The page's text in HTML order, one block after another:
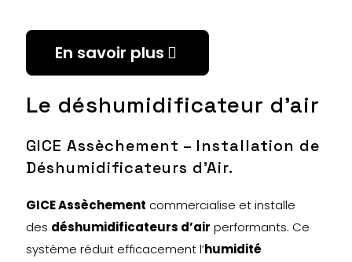
En savoir plus
Le déshumidificateur d'air
GICE Assèchement – Installation de
Déshumidificateurs d’Air.
GICE Assèchement commercialise et installe
des déshumidificateurs d’air performants. Ce
système réduit efficacement l’humidité